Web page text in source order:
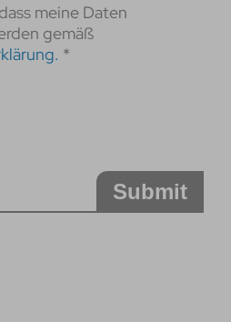
meine Daten
gemäß
*
Submit